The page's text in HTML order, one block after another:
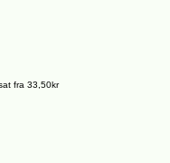
fra 33,50kr